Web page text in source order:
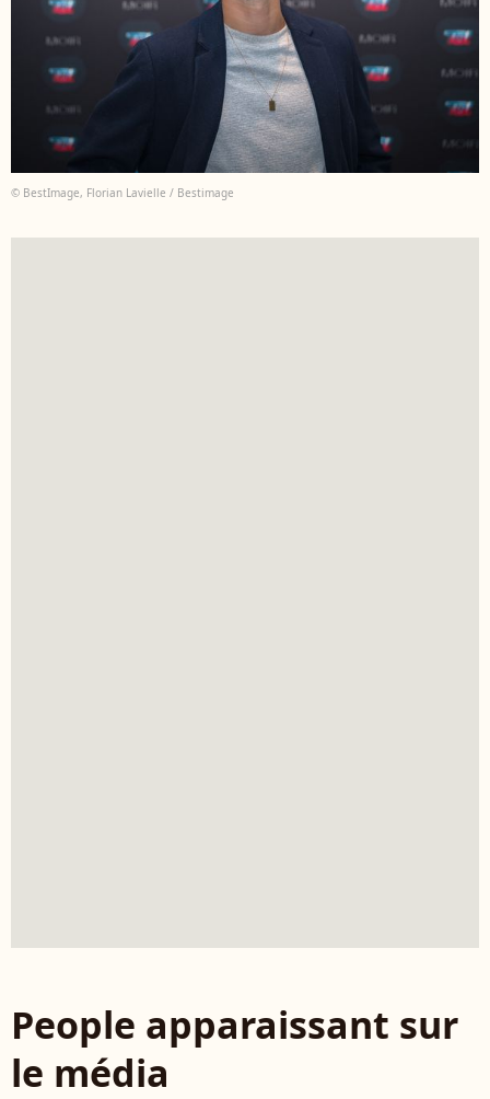
© BestImage, Florian Lavielle / Bestimage
People apparaissant sur
le média